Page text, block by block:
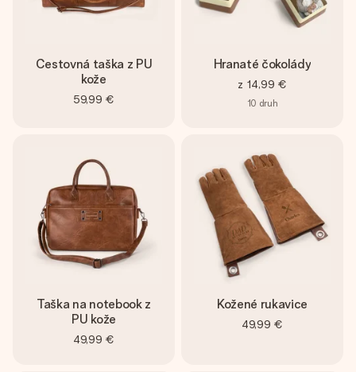
Cestovná taška z PU
kože
59,99 €
Hranaté čokolády
z 14,99 €
10 druh
Taška na notebook z
PU kože
49,99 €
Kožené rukavice
49,99 €